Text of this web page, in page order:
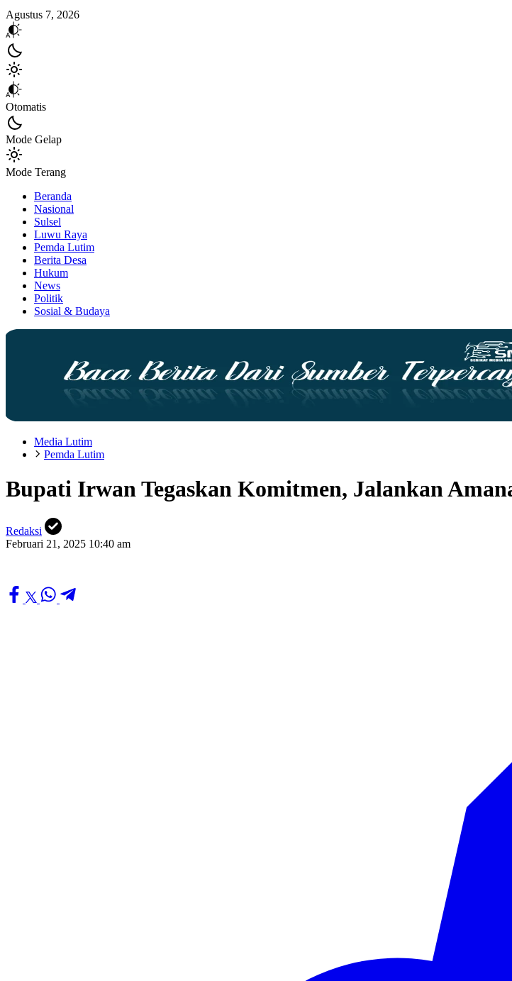
Agustus 7, 2026
Otomatis
Mode Gelap
Mode Terang
Beranda
Nasional
Sulsel
Luwu Raya
Pemda Lutim
Berita Desa
Hukum
News
Politik
Sosial & Budaya
Media Lutim
Pemda Lutim
Bupati Irwan Tegaskan Komitmen, Jalankan
Redaksi
Februari 21, 2025 10:40 am